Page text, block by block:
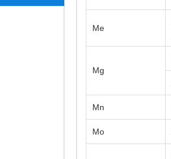
Me
Mg
Mn
Mo